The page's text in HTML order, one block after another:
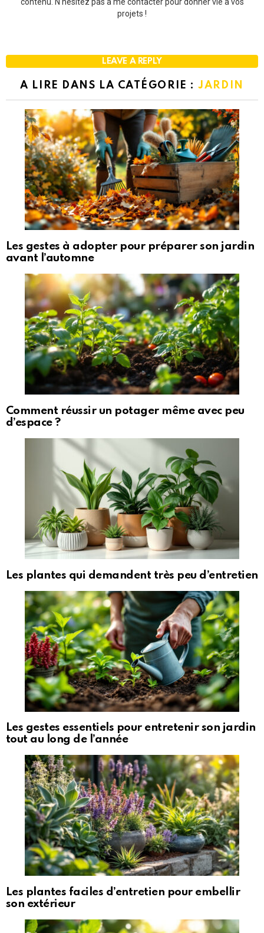
contenu. N'hésitez pas à me contacter pour donner vie à vos
projets !
LEAVE A REPLY
A LIRE DANS LA CATÉGORIE :JARDIN
Les gestes à adopter pour préparer son jardin
avant l’automne
Comment réussir un potager même avec peu
d’espace ?
Les plantes qui demandent très peu d’entretien
Les gestes essentiels pour entretenir son jardin
tout au long de l’année
Les plantes faciles d’entretien pour embellir
son extérieur